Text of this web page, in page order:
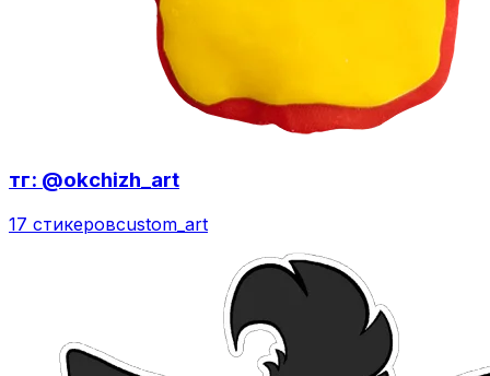
тг: @okchizh_art
17 стикеровcustom_art